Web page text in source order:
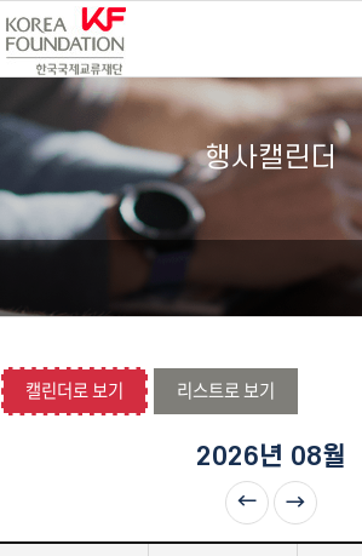
행사캘린더
캘린더로 보기
리스트로 보기
2026년 08월
이전달다음달